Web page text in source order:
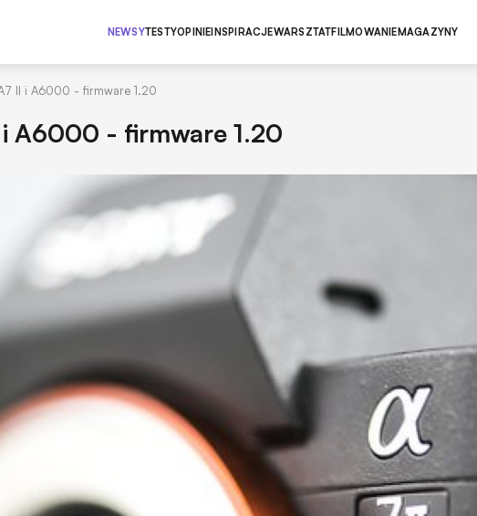
NEWSYTESTYOPINIEINSPIRACJEWARSZTATFILMOWANIEMAGAZYNY
II i A6000 - firmware 1.20
i A6000 - firmware 1.20